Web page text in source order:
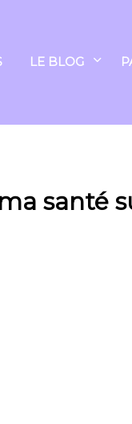
LE BLOG
santé